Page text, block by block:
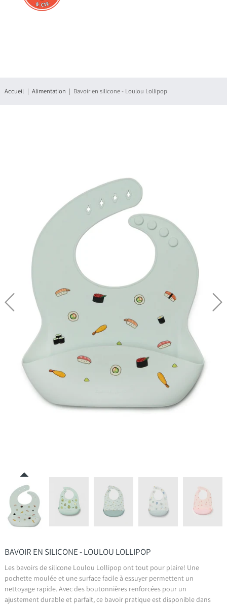
Accueil Alimentation Bavoir en silicone - Loulou Lollipop
BAVOIR EN SILICONE - LOULOU LOLLIPOP
Les bavoirs de silicone Loulou Lollipop ont tout pour plaire! Une
pochette moulée et une surface facile à essuyer permettent un
nettoyage rapide. Avec des boutonnières renforcées pour un
ajustement durable et parfait, ce bavoir pratique est disponible dans